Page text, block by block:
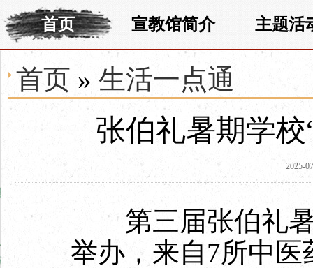
首页 宣教馆简介 主题活
首页 » 生活一点通
张伯礼暑期学
2025-
第三届张伯礼暑
举办，来自7所中